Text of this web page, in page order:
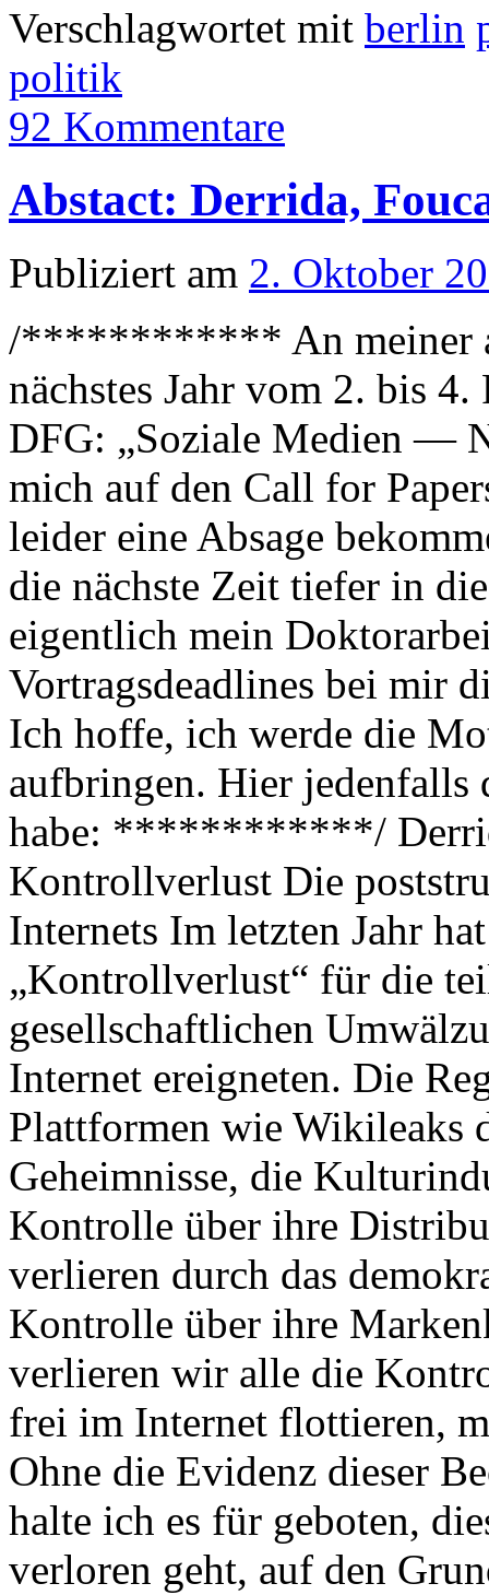
Verschlagwortet mit berlin
politik
92 Kommentare
Abstact: Derrida,
Publiziert am 2. Oktober
/************ An meiner
nächstes Jahr vom 2. bis
DFG: „Soziale Medien —
mich auf den Call for
leider eine Absage
die nächste Zeit tiefer in
eigentlich mein
Vortragsdeadlines bei mir
Ich hoffe, ich werde die
aufbringen. Hier jedenfalls
habe: ************/
Kontrollverlust Die
Internets Im letzten Jahr
„Kontrollverlust“ für die
gesellschaftlichen
Internet ereigneten. Die
Plattformen wie Wikileaks
Geheimnisse, die
Kontrolle über ihre
verlieren durch das
Kontrolle über ihre
verlieren wir alle die
frei im Internet flottieren,
Ohne die Evidenz dieser
halte ich es für geboten,
verloren geht, auf den